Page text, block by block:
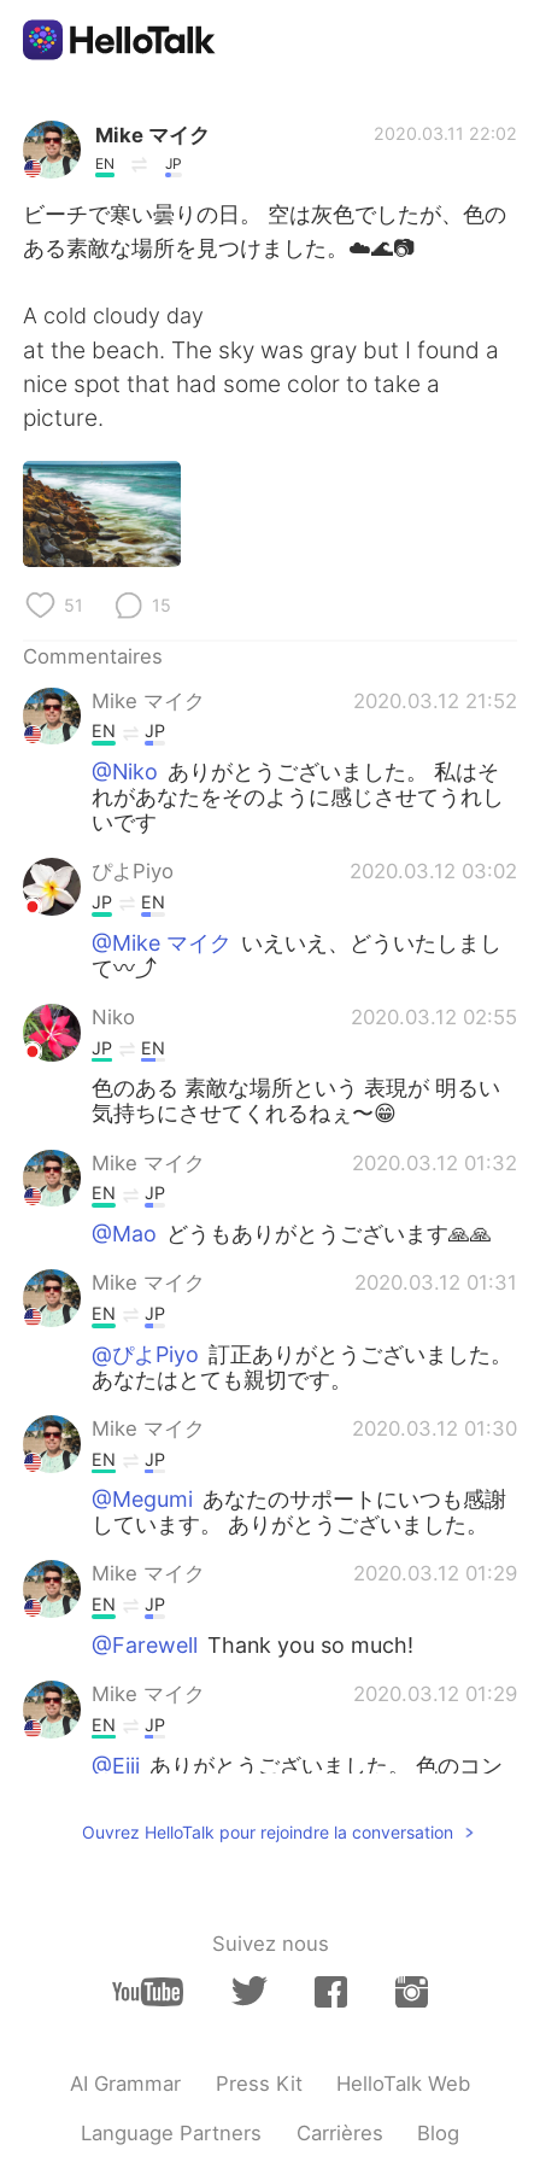
Appli d'échange linguistique
AI Grammar Checker
Français
English 简体中文
繁體中文
العربية
日本語
Русский
Indonesia
Türkçe
Português
Mike マイク
EN JP
2020.03.11 22:02
ビーチで寒い曇りの日。 空は灰色でしたが、色の
ある素敵な場所を見つけました。☁️🌊📷
A cold cloudy day
at the beach. The sky was gray but I found a
nice spot that had some color to take a
picture.
51 15
Commentaires
Mike マイク
2020.03.12 21:52
EN JP
@Niko ありがとうございました。 私はそ
れがあなたをそのように感じさせてうれし
いです
ぴよPiyo 2020.03.12 03:02
JP EN
@Mike マイク いえいえ、どういたしまし
て〰️⤴️
Niko 2020.03.12 02:55
JP EN
色のある 素敵な場所という 表現が 明るい
気持ちにさせてくれるねぇ〜😁
Mike マイク 2020.03.12 01:32
EN JP
@Mao どうもありがとうございます🙏🙏
Mike マイク 2020.03.12 01:31
EN JP
@ぴよPiyo 訂正ありがとうございました。
あなたはとても親切です。
Mike マイク 2020.03.12 01:30
EN JP
@Megumi あなたのサポートにいつも感謝
しています。 ありがとうございました。
Mike マイク 2020.03.12 01:29
EN JP
@Farewell Thank you so much!
Mike マイク 2020.03.12 01:29
EN JP
@Eiji ありがとうございました。 色のコン
Thank you. I take my pictures a
painting.
です✨
Ouvrez HelloTalk pour rejoindre la conversation
Suivez nous
AI Grammar Press Kit HelloTalk Web
Language Partners Carrières Blog